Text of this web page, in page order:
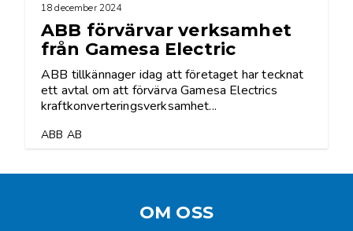
18 december 2024
ABB förvärvar verksamhet
från Gamesa Electric
ABB tillkännager idag att företaget har tecknat
ett avtal om att förvärva Gamesa Electrics
kraftkonverteringsverksamhet...
ABB AB
OM OSS